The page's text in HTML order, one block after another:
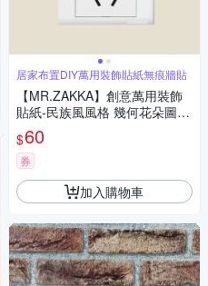
居家布置DIY萬用裝飾貼紙無痕牆貼
【MR.ZAKKA】創意萬用裝飾
貼紙-民族風風格 幾何花朵圖騰
居家布置 DIY可移式壁貼 無痕
壁貼 牆貼
$60
券
加入購物車